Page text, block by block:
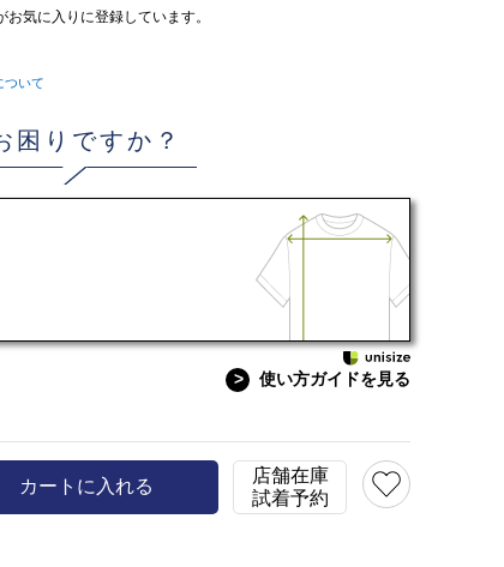
在庫 M(38)
カラー
グレー(93)
お気に入りに登録しています。
ついて
困りですか？
> 使い方ガイドを見る
カートに入れる
店舗在庫
試着予約